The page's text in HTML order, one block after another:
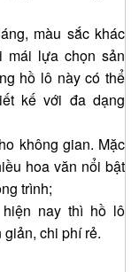
màu sắc khác
mái lựa chọn sản
hồ lô này có thể
kế với đa dạng
không gian. Mặc
hoa văn nổi bật
trình;
nay thì hồ lô
chi phí rẻ.